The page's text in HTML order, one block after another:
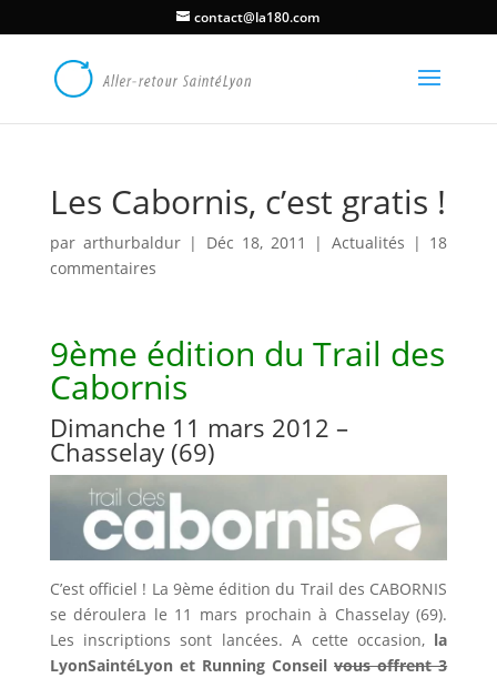
contact@la180.com
Les Cabornis, c’est gratis !
pararthurbaldur | Déc 18, 2011 | Actualités | 18
commentaires
9ème édition du Trail des
Cabornis
Dimanche 11 mars 2012 –
Chasselay (69)
C’est officiel ! La 9ème édition du Trail des CABORNIS
se déroulera le 11 mars prochain à Chasselay (69).
Les inscriptions sont lancées. A cette occasion, la
LyonSaintéLyon et Running Conseilvous offrent 3